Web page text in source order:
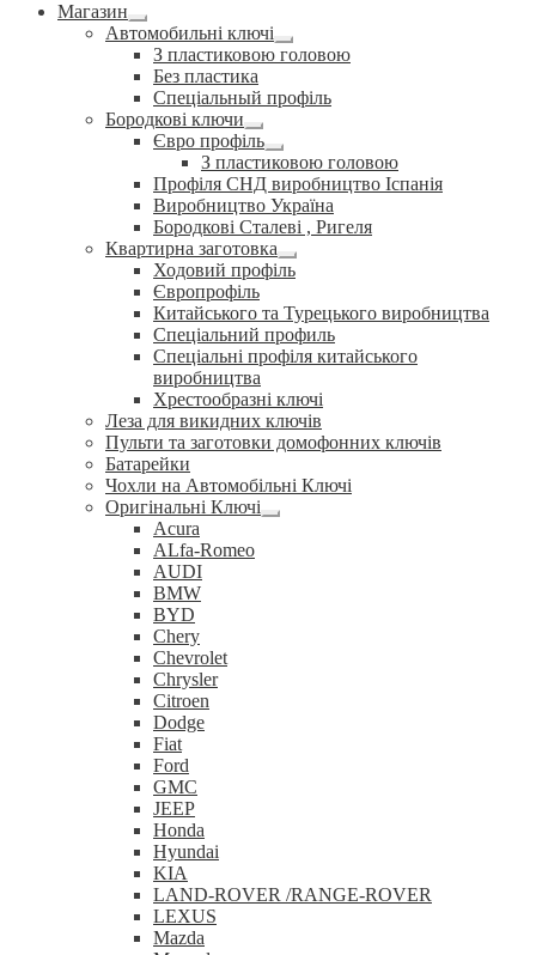
Магазин
Розгорнуте
вкладене
меню
Автомобильні ключі
Розгорнуте
вкладене
З пластиковою головою
Без пластика
Спеціальный профіль
Бородкові ключи
Розгорнуте
вкладене
меню
Євро профіль
Розгорнуте
вкладене
меню
З пластиковою головою
Профіля СНД виробництво Іспанія
Виробництво Україна
Бородкові Сталеві , Ригеля
Квартирна заготовка
Розгорнуте
вкладене
Ходовий профіль
Європрофіль
Китайського та Турецького виробництва
Спеціальний профиль
Спеціальні профіля китайського
виробництва
Хрестообразні ключі
Леза для викидних ключів
Пульти та заготовки домофонних ключів
Батарейки
Чохли на Автомобільні Ключі
Оригінальні Ключі
Розгорнуте
Acura
ALfa-Romeo
AUDI
BMW
BYD
Chery
Chevrolet
Chrysler
Citroen
Dodge
Fiat
Ford
GMC
JEEP
Honda
Hyundai
KIA
LAND-ROVER /RANGE-ROVER
LEXUS
Mazda